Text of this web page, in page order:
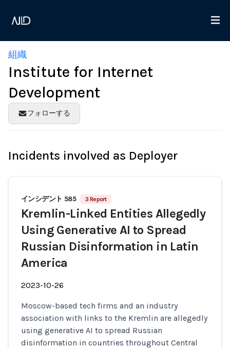
組織
Institute for Internet
Development
フォローする
Incidents involved as Deployer
インシデント 585 3 Report
Kremlin-Linked Entities Allegedly
Using Generative AI to Spread
Russian Disinformation in Latin
America
2023-10-26
Moscow-based tech firms and an industry
association with links to the Kremlin are allegedly
using generative AI to spread Russian
disinformation in countries throughout Central